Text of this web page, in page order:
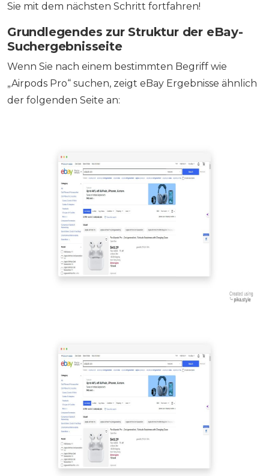
Sie mit dem nächsten Schritt fortfahren!
Grundlegendes zur Struktur der eBay-
Suchergebnisseite
Wenn Sie nach einem bestimmten Begriff wie
„Airpods Pro“ suchen, zeigt eBay Ergebnisse ähnlich
der folgenden Seite an: